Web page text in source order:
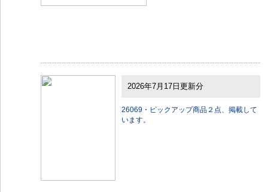
2026年7月17日更新分
26069・ピックアップ商品２点、掲載して
います。